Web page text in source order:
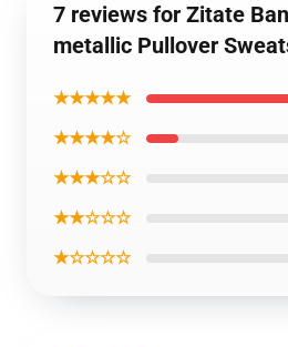
7 reviews for Zitate
metallic Pullover
★★★★★
★★★★☆
★★★☆☆
★★☆☆☆
★☆☆☆☆